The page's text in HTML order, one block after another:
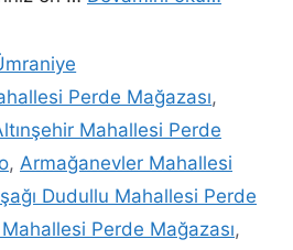
Perde Mağazası,
Mahallesi Perde
, Armağanevler Mahallesi
Dudullu Mahallesi Perde
Perde Mağazası,